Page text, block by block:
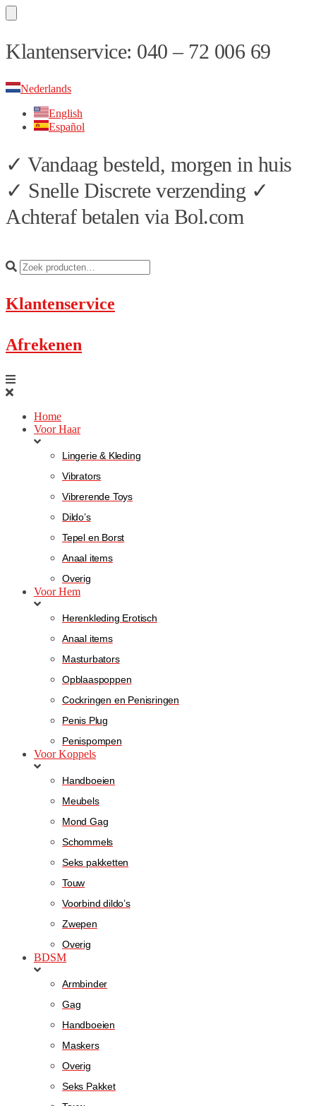
Skip
to
Skip
to
Klantenservice: 040 – 72 006 69
Nederlands
English
Español
✓ Vandaag besteld, morgen in huis
✓ Snelle Discrete verzending ✓
Achteraf betalen via Bol.com
Klantenservice
Afrekenen
Home
Voor Haar
Lingerie & Kleding
Vibrators
Vibrerende Toys
Dildo’s
Tepel en Borst
Anaal items
Overig
Voor Hem
Herenkleding Erotisch
Anaal items
Masturbators
Opblaaspoppen
Cockringen en Penisringen
Penis Plug
Penispompen
Voor Koppels
Handboeien
Meubels
Mond Gag
Schommels
Seks pakketten
Touw
Voorbind dildo’s
Zwepen
Overig
BDSM
Armbinder
Gag
Handboeien
Maskers
Overig
Seks Pakket